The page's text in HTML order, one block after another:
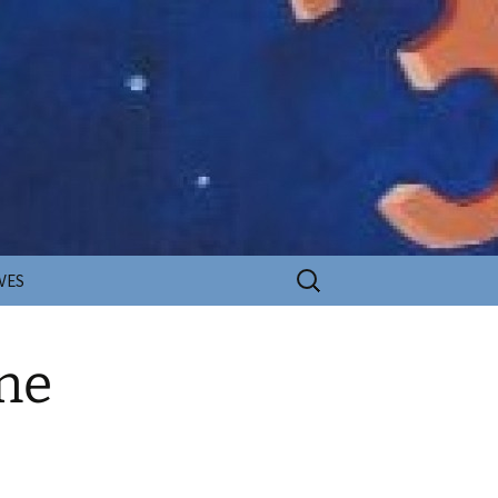
Rechercher :